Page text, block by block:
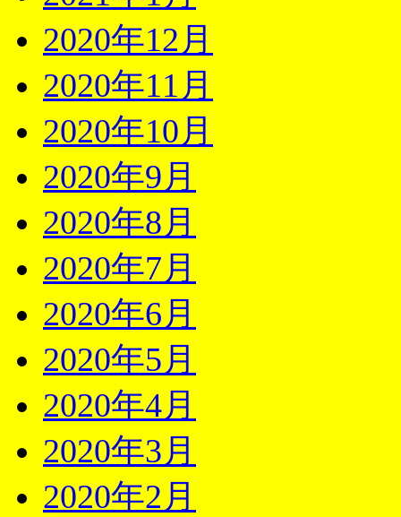
2020年12月
2020年11月
2020年10月
2020年9月
2020年8月
2020年7月
2020年6月
2020年5月
2020年4月
2020年3月
2020年2月